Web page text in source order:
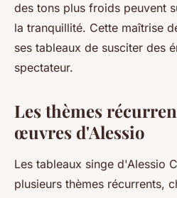
des tons plus froids peuvent
la tranquillité. Cette maîtrise
ses tableaux de susciter des
spectateur.
Les thèmes
œuvres d'Alessio
Les tableaux singe d'Alessio
plusieurs thèmes récurrents,